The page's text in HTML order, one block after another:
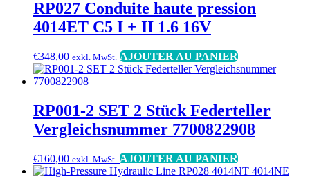
RP027 Conduite haute pression
4014ET C5 I + II 1.6 16V
€348,00 exkl. MwSt. AJOUTER AU PANIER
RP001-2 SET 2 Stück Federteller
Vergleichsnummer 7700822908
€160,00 exkl. MwSt. AJOUTER AU PANIER